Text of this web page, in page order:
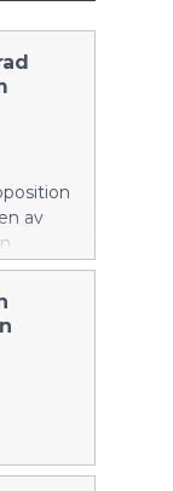
av
att
och
av
av
ha